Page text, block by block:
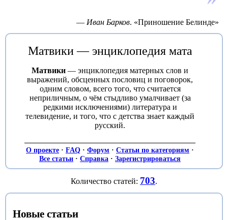
— Иван Барков. «Приношение Белинде»
Матвики — энциклопедия мата
Матвики — энциклопедия матерных слов и
выражений, обсценных пословиц и поговорок,
одним словом, всего того, что считается
неприличным, о чём стыдливо умалчивает (за
редкими исключениями) литература и
телевидение, и того, что с детства знает каждый
русский.
О проекте · FAQ · Форум · Статьи по категориям ·
Все статьи · Справка · Зарегистрироваться
Количество статей: 703.
Новые статьи